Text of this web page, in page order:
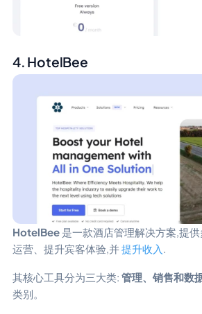
4. HotelBee
HotelBee 是一款酒店管理解决方案,提
运营、提升宾客体验,并提升收入 .
其核心工具分为三大类: 管理、销售和数
类别。